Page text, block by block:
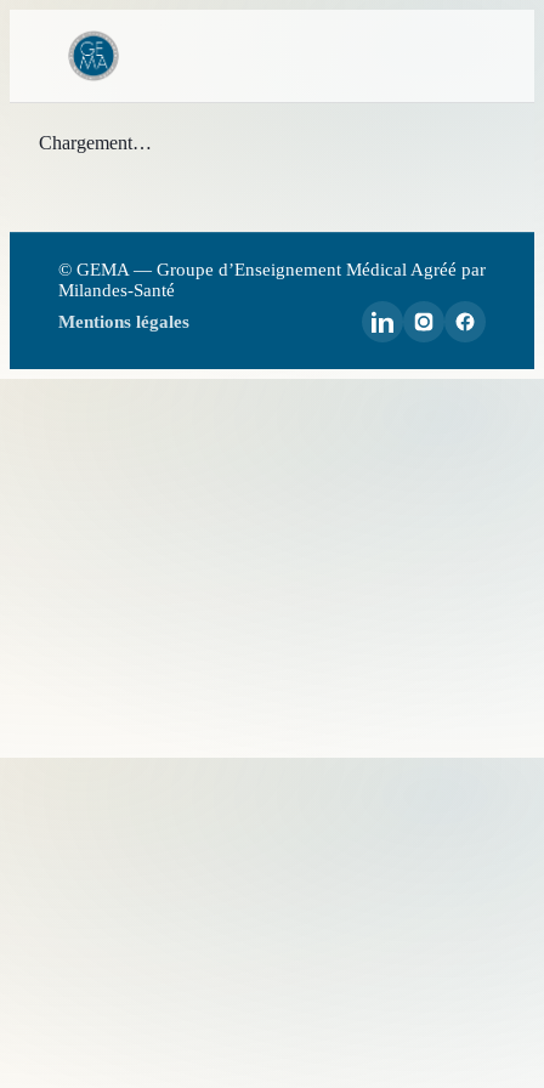
Chargement…
© GEMA — Groupe d’Enseignement Médical Agréé par
Milandes-Santé
Mentions légales